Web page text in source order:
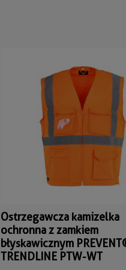
Ostrzegawcza kamizelka
ochronna z zamkiem
błyskawicznym
TRENDLINE PTW-WT